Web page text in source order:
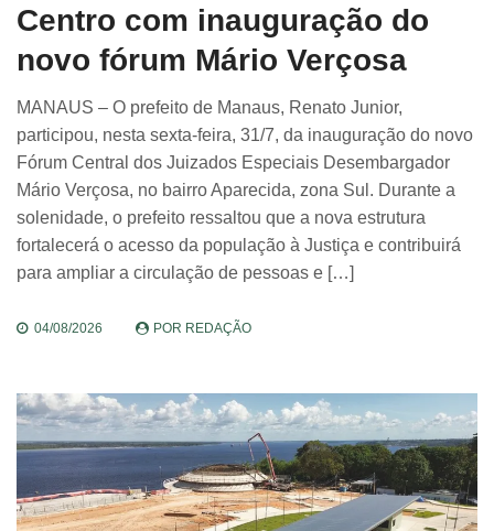
Centro com inauguração do
novo fórum Mário Verçosa
MANAUS – O prefeito de Manaus, Renato Junior,
participou, nesta sexta-feira, 31/7, da inauguração do novo
Fórum Central dos Juizados Especiais Desembargador
Mário Verçosa, no bairro Aparecida, zona Sul. Durante a
solenidade, o prefeito ressaltou que a nova estrutura
fortalecerá o acesso da população à Justiça e contribuirá
para ampliar a circulação de pessoas e […]
04/08/2026 POR REDAÇÃO